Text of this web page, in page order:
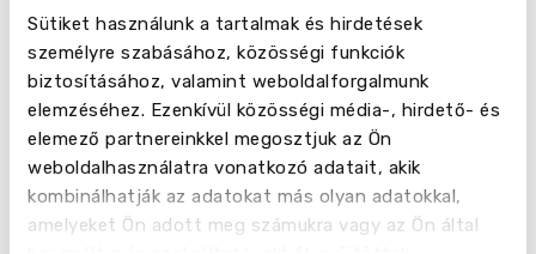
Sütiket használunk a tartalmak és hirdetések
személyre szabásához, közösségi funkciók
biztosításához, valamint weboldalforgalmunk
elemzéséhez. Ezenkívül közösségi média-, hirdető- és
elemező partnereinkkel megosztjuk az Ön
weboldalhasználatra vonatkozó adatait, akik
kombinálhatják az adatokat más olyan adatokkal,
amelyeket Ön adott meg számukra vagy az Ön által
Kulturális élet: Az iskola nagyszámú tanórán kívüli
tevékenységet szervez, vannak szekciók és
érdeklődési körök: tudományos társaság,
színjátszókör, fiatal mérnökklub, földrajzi társaság,
matematikus-, pszichológus-, filozófus-klubok,
iskolai parlament, kertészegylet. , egy zenei klub,
egy kórus, egy jazz zenekar és mások.